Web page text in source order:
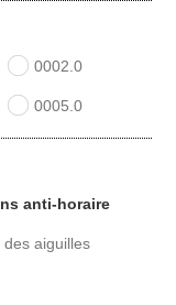
0002.0
0005.0
anti-horaire
aiguilles